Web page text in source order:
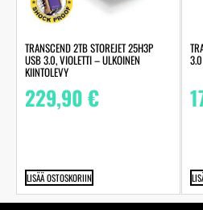
TRANSCEND 2TB STOREJET 25H3P
USB 3.0, VIOLETTI – ULKOINEN
KIINTOLEVY
229,90€
LISÄÄ OSTOSKORIIN